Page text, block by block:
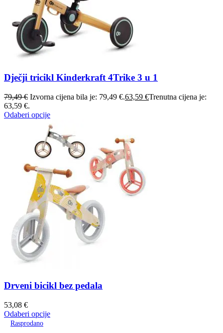
Dječji tricikl Kinderkraft 4Trike 3 u 1
79,49€ Izvorna cijena bila je: 79,49 €.63,59 €Trenutna cijena je:
63,59 €.
Odaberi opcije
Drveni bicikl bez pedala
53,08 €
Odaberi opcije
Rasprodano